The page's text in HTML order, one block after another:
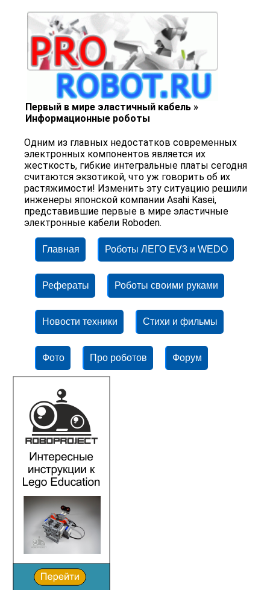
Первый в мире эластичный кабель »
Информационные роботы
Одним из главных недостатков современных
электронных компонентов является их
жесткость, гибкие интегральные платы сегодня
считаются экзотикой, что уж говорить об их
растяжимости! Изменить эту ситуацию решили
инженеры японской компании Asahi Kasei,
представившие первые в мире эластичные
электронные кабели Roboden.
Главная Роботы ЛЕГО EV3 и WEDO
Рефераты Роботы своими руками
Новости техники Стихи и фильмы
Фото Про роботов Форум